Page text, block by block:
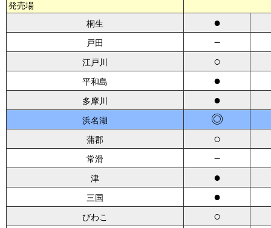
発売場
桐生
●
戸田 －
江戸川 ○
平和島 ●
多摩川 ●
浜名湖 ◎
蒲郡 ○
常滑 －
津 ●
三国 ●
びわこ ○